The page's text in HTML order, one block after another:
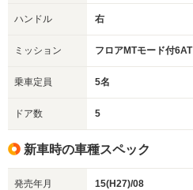
ハンドル 右
ミッション フロアMTモード付6AT
乗車定員 5名
ドア数 5
新車時の車種スペック
発売年月 15(H27)/08